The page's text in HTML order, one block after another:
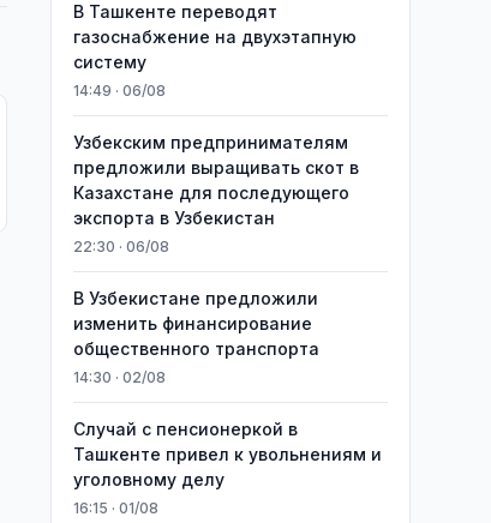
В Ташкенте переводят
газоснабжение на двухэтапную
систему
14:49 · 06/08
Узбекским предпринимателям
предложили выращивать скот в
Казахстане для последующего
экспорта в Узбекистан
22:30 · 06/08
В Узбекистане предложили
изменить финансирование
общественного транспорта
14:30 · 02/08
Случай с пенсионеркой в
Ташкенте привел к увольнениям и
уголовному делу
16:15 · 01/08